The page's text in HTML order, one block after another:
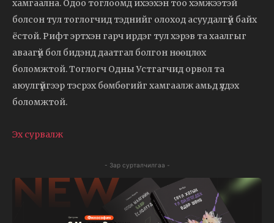
хамгаална. Одоо тоглоомд ихээхэн тоо хэмжээтэй
болсон тул тоглогчид тэднийг олоход асуудалгүй байх
ёстой. Рифт эртхэн гарч ирдэг тул хэрэв та хаалгыг
аваагүй бол бидэнд даатгал болгон нөөцлөх
боломжтой. Тоглогч Одны Устгагчид орвол та
аюулгүйгээр тэсрэх бөмбөгийг хамгаалж амьд үлдэх
боломжтой.
Эх сурвалж
- Зар сурталчилгаа -